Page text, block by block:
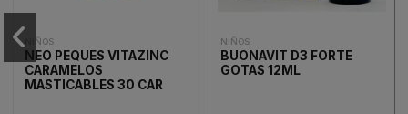
NIÑOS
NEO PEQUES VITAZINC
CARAMELOS
MASTICABLES 30 CAR
NIÑOS
BUONAVIT D3 FORTE
GOTAS 12ML